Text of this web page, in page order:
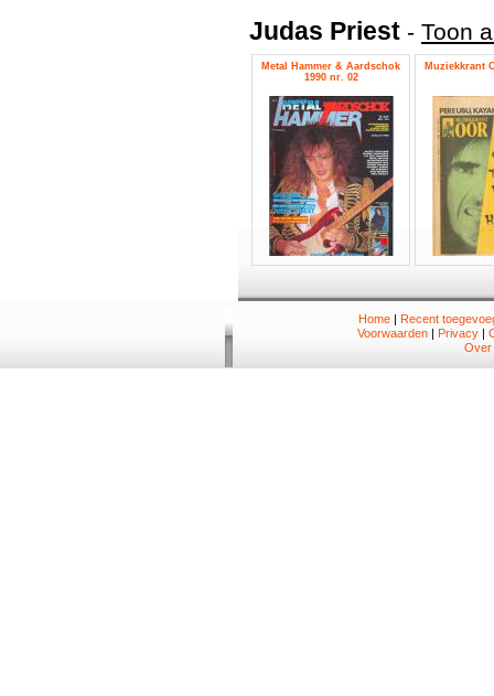
Judas Priest - Toon
Metal Hammer & Aardschok
1990 nr. 02
Muziekkrant
Home| Recent
Voorwaarden | Privacy |
Over